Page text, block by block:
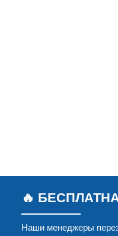
🔥
Наши менеджеры